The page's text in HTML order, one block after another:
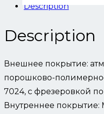
Description
Description
Внешнее покрытие:
порошково-
7024, с фрезеровкой
Внутреннее